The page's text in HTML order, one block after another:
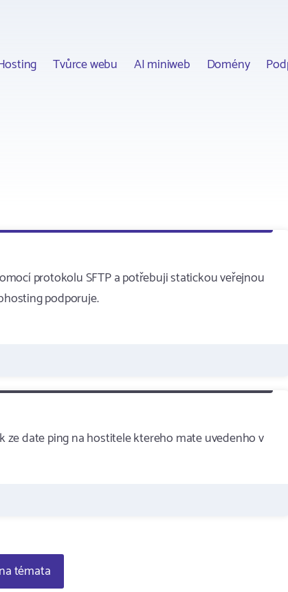
Tvůrce webu AI miniweb Domény
protokolu SFTP a potřebuji statickou veřejnou
podporuje.
date ping na hostitele ktereho mate uvedenho v
témata